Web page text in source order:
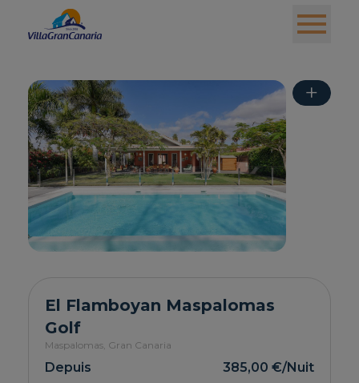
+
El Flamboyan Maspalomas
Golf
Maspalomas, Gran Canaria
Depuis 385,00 €/Nuit